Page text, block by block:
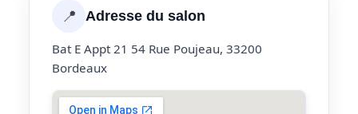
📍 Adresse du salon
Bat E Appt 21 54 Rue Poujeau, 33200
Bordeaux